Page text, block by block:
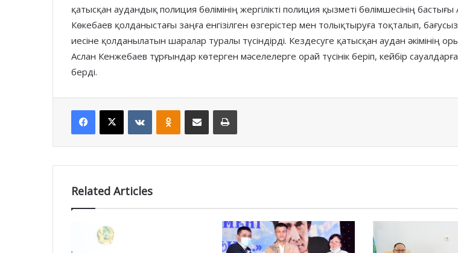
қатысқан аудандық полиция бөлімінің жергілікті полиция қызметі бөлімшесінің бастығы
Көкебаев қолданыстағы заңға енгізілген өзгерістер мен толықтыруға тоқталып,
иесіне қолданылатын шаралар туралы түсіндірді. Кездесуге қатысқан аудан әкімінің
Аслан Кенжебаев тұрғындар көтерген мәселелерге орай түсінік беріп, кейбір
берді.
Facebook
X VKontakteOdnoklassniki
Share via Email Print
Related Articles